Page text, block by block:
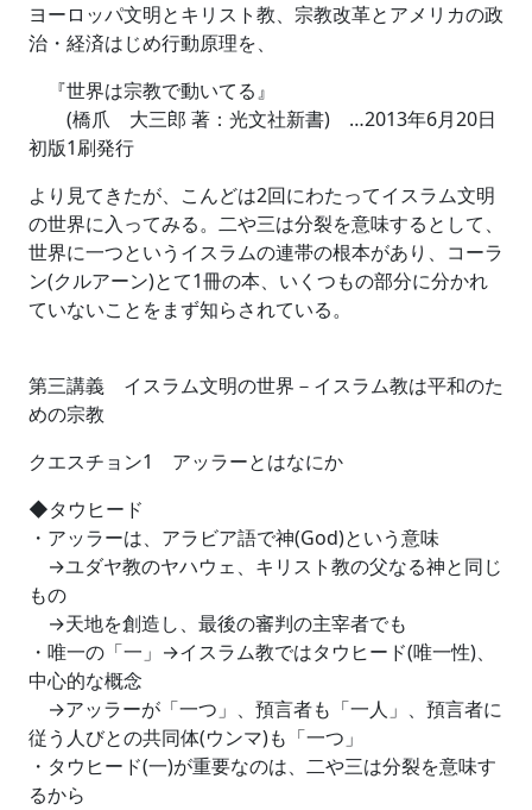
ヨーロッパ文明とキリスト教、宗教改革とアメリカの政
治・経済はじめ行動原理を、
『世界は宗教で動いてる』
(橋爪 大三郎 著：光文社新書) …2013年6月20日
初版1刷発行
より見てきたが、こんどは2回にわたってイスラム文明
の世界に入ってみる。二や三は分裂を意味するとして、
世界に一つというイスラムの連帯の根本があり、コーラ
ン(クルアーン)とて1冊の本、いくつもの部分に分かれ
ていないことをまず知らされている。
第三講義 イスラム文明の世界－イスラム教は平和のた
めの宗教
クエスチョン1 アッラーとはなにか
◆タウヒード
・アッラーは、アラビア語で神(God)という意味
→ユダヤ教のヤハウェ、キリスト教の父なる神と同じ
もの
→天地を創造し、最後の審判の主宰者でも
・唯一の「一」→イスラム教ではタウヒード(唯一性)、
中心的な概念
→アッラーが「一つ」、預言者も「一人」、預言者に
従う人びとの共同体(ウンマ)も「一つ」
・タウヒード(一)が重要なのは、二や三は分裂を意味す
るから